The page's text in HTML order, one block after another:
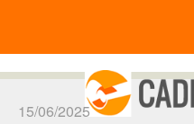
15/06/2025